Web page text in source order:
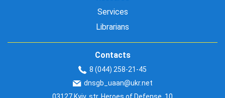
Services
Librarians
Contacts
8 (044) 258-21-45
dnsgb_uaan@ukr.net